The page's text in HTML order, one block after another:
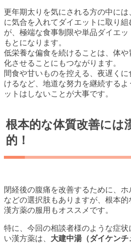
更年期太りを気にされる方の中に
に気合を入れてダイエットに取り
が、極端な食事制限や単品ダイエ
もとになります。
低栄養な偏食を続けることは、体
化させることにもつながります。
間食や甘いものを控える、夜遅く
けるなど、地道な努力を継続する
ットはしないことが大事です。
根本的な体質改善には
的！
閉経後の腹痛を改善するために、
などの選択肢もありますが、根本
漢方薬の服用もオススメです。
特に、今回の相談者様のような症
い漢方薬は、 大建中湯（ダイケンチ